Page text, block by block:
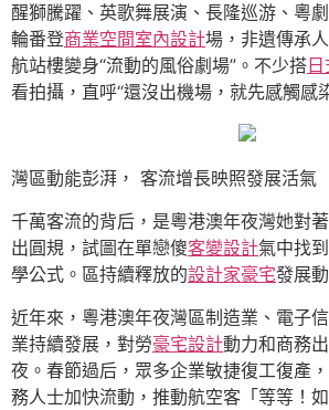
醒獅騰躍、英歌舞展演、長隆巡游、粵
輪番登商業空間室內設計場，非遺傳承
航站樓變身“流動的風俗劇場”。不少搭
看拍攝，直呼“還沒出機場，就先感觸感
灣區動能彭湃， 客流增長映照發展活氣
千萬客流的背后，是粵港澳年夜灣她對
出圓規，試圖在單戀傻客變設計氣中找
學公式。區持續釋放的設計家豪宅發展
近年來，粵港澳年夜灣區制造業、電子
業持續發展，對勞豪宅設計動力和商務
夜。春節過后，眾多企業敏捷復工復產
務人士加快流動，推動航空客「等等！